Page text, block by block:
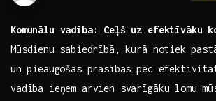
Komunālu vadība: Ceļš uz efektīvāku
Mūsdienu ⁣sabiedrībā, kurā notiek
⁢un pieaugošas ‌prasības pēc
‍vadība ieņem arvien svarīgāku lomu